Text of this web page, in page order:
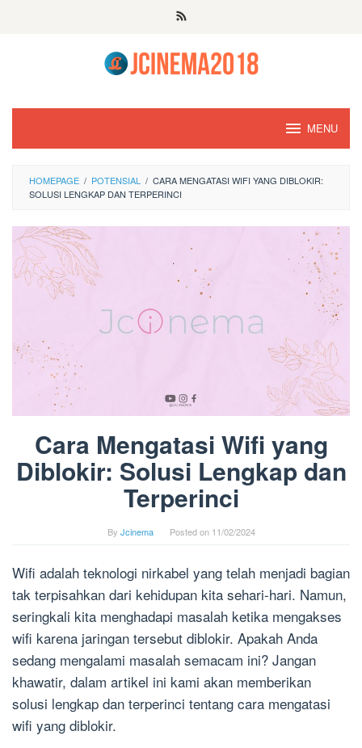
MENU
HOMEPAGE / POTENSIAL / CARA MENGATASI WIFI YANG DIBLOKIR:
SOLUSI LENGKAP DAN TERPERINCI
Cara Mengatasi Wifi yang
Diblokir: Solusi Lengkap dan
Terperinci
By Jcinema Posted on 11/02/2024
Wifi adalah teknologi nirkabel yang telah menjadi bagian
tak terpisahkan dari kehidupan kita sehari-hari. Namun,
seringkali kita menghadapi masalah ketika mengakses
wifi karena jaringan tersebut diblokir. Apakah Anda
sedang mengalami masalah semacam ini? Jangan
khawatir, dalam artikel ini kami akan memberikan
solusi lengkap dan terperinci tentang cara mengatasi
wifi yang diblokir.